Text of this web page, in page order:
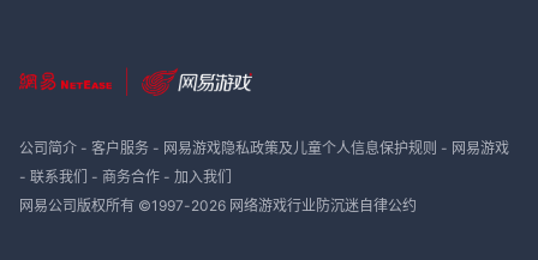
公司简介- 客户服务- 网易游戏隐私政策及儿童个人信息保护规则 - 网易游戏
- 联系我们 - 商务合作- 加入我们
网易公司版权所有 ©1997-2026 网络游戏行业防沉迷自律公约